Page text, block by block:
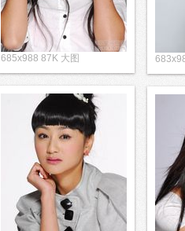
685x988 87K 大图